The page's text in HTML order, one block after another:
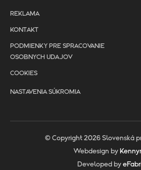
REKLAMA
KONTAKT
PODMIENKY PRE SPRACOVANIE
OSOBNYCH UDAJOV
COOKIES
NASTAVENIA SÚKROMIA
© Copyright 2026 Slovenská
Webdesign by
Developed by